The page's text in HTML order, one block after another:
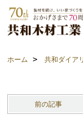
ホーム 共和ダイア
前の記事